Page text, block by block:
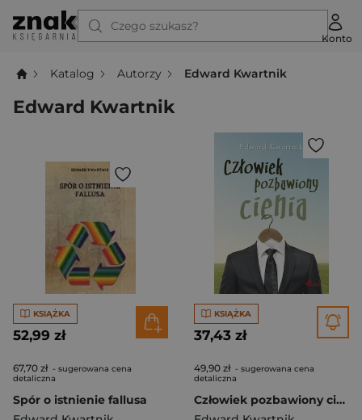
Czego szukasz?
Konto
Katalog Autorzy Edward Kwartnik
Edward Kwartnik
KSIĄŻKA
52,99 zł
67,70 zł - sugerowana cena
detaliczna
Spór o istnienie fallusa
KSIĄŻKA
37,43 zł
49,90 zł - sugerowana cena
detaliczna
Człowiek pozbawiony cienia